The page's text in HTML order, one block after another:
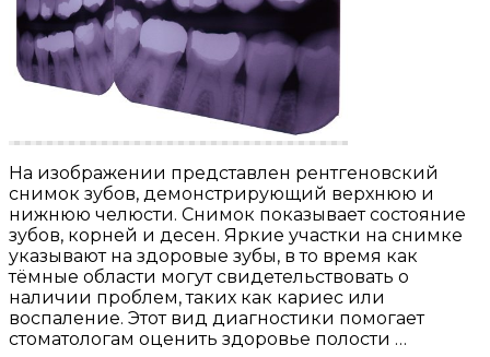
На изображении представлен рентгеновский
снимок зубов, демонстрирующий верхнюю и
нижнюю челюсти. Снимок показывает состояние
зубов, корней и десен. Яркие участки на снимке
указывают на здоровые зубы, в то время как
тёмные области могут свидетельствовать о
наличии проблем, таких как кариес или
воспаление. Этот вид диагностики помогает
стоматологам оценить здоровье полости …